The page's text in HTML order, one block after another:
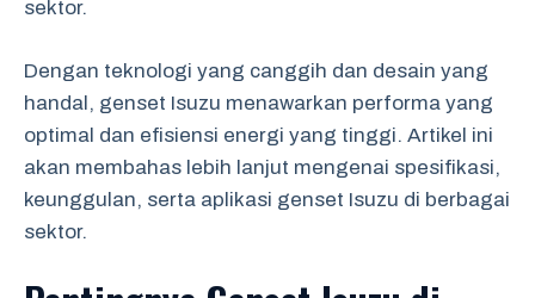
sektor.
Dengan teknologi yang canggih dan desain yang
handal, genset Isuzu menawarkan performa yang
optimal dan efisiensi energi yang tinggi. Artikel ini
akan membahas lebih lanjut mengenai spesifikasi,
keunggulan, serta aplikasi genset Isuzu di berbagai
sektor.